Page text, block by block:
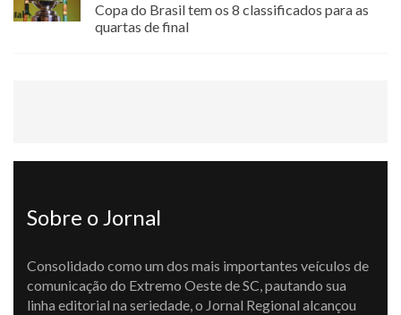
Copa do Brasil tem os 8 classificados para as
quartas de final
Sobre o Jornal
Consolidado como um dos mais importantes veículos de
comunicação do Extremo Oeste de SC, pautando sua
linha editorial na seriedade, o Jornal Regional alcançou